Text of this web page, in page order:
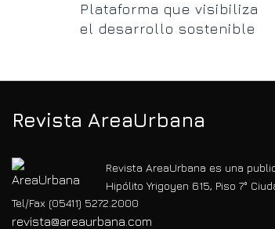
Plataforma que visibiliza
el desarrollo sostenible
Revista AreaUrbana
Revista AreaUrbana es una
Hipólito Yrigoyen 615, Piso 7°
Tel/Fax (05411) 5272.2000
revista@areaurbana.com